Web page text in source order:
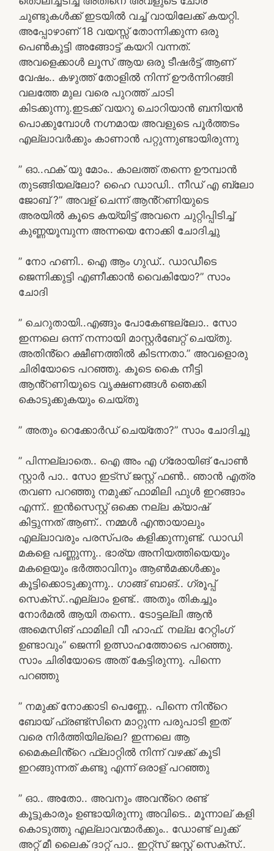
ചുണ്ടുകൾക്ക് ഇടയിൽ വച്ച് വായിലേക്ക് കയറ്റി.
അപ്പോഴാണ് 18 വയസ്സ് തോന്നിക്കുന്ന ഒരു
പെൺകുട്ടി അങ്ങോട്ട് കയറി വന്നത്.
അവളെക്കാൾ ലൂസ് ആയ ഒരു ടീഷർട്ട് ആണ്
വേഷം.. കഴുത്ത് തോളിൽ നിന്ന് ഊർന്നിറങ്ങി
വലത്തേ മുല വരെ പുറത്ത് ചാടി
കിടക്കുന്നു.ഇടക്ക് വയറു ചൊറിയാൻ ബനിയൻ
പൊക്കുമ്പോൾ നഗ്നമായ അവളുടെ പൂർത്തടം
എല്ലാവർക്കും കാണാൻ പറ്റുന്നുണ്ടായിരുന്നു
” ഓ..ഫക് യു മോം.. കാലത്ത് തന്നെ ഊമ്പാൻ
തുടങ്ങിയല്ലോ? ഹൈ ഡാഡി.. നീഡ് എ ബ്ലോ
ജോബ് ?” അവള് ചെന്ന് ആൻ്റണിയുടെ
അരയിൽ കൂടെ കയ്യിട്ട് അവനെ ചുറ്റിപ്പിടിച്ച്
കുണ്ണയൂമ്പുന്ന അന്നയെ നോക്കി ചോദിച്ചു
” നോ ഹണി.. ഐ ആം ഗുഡ്.. ഡാഡീടെ
ജെന്നിക്കുട്ടി എണീക്കാൻ വൈകിയോ?” സാം
ചോദി
” ചെറുതായി..എങ്ങും പോകേണ്ടല്ലോ.. സോ
ഇന്നലെ ഒന്ന് നന്നായി മാസ്റ്റർബേറ്റ് ചെയ്തു.
അതിൻ്റെ ക്ഷീണത്തിൽ കിടന്നതാ.” അവളൊരു
ചിരിയോടെ പറഞ്ഞു. കൂടെ കൈ നീട്ടി
ആൻ്റണിയുടെ വൃക്ഷണങ്ങൾ ഞെക്കി
കൊടുക്കുകയും ചെയ്തു
” അതും റെക്കോർഡ് ചെയ്തോ?” സാം ചോദിച്ചു
” പിന്നല്ലാതെ.. ഐ അം എ ഗ്രോയിങ് പോൺ
സ്റ്റാർ പാ.. സോ ഇട്സ് ജസ്റ്റ് ഫൺ.. ഞാൻ എത്ര
തവണ പറഞ്ഞു നമുക്ക് ഫാമിലി ഫുൾ ഇറങ്ങാം
എന്ന്.. ഇൻസെസ്റ്റ് ഒക്കെ നല്ല ക്യാഷ്
കിട്ടുന്നത് ആണ്.. നമ്മൾ എന്തായാലും
എല്ലാവരും പരസ്പരം കളിക്കുന്നുണ്ട്. ഡാഡി
മകളെ പണ്ണുന്നു.. ഭാര്യ അനിയത്തിയെയും
മകളെയും ഭർത്താവിനും ആൺമക്കൾക്കും
കൂട്ടിക്കൊടുക്കുന്നു.. ഗാങ്ങ് ബാങ്.. ഗ്രൂപ്പ്
സെക്സ്..എല്ലാം ഉണ്ട്.. അതും തികച്ചും
നോർമൽ ആയി തന്നെ.. ടോട്ടല്ലി ആൻ
അമെസിങ് ഫാമിലി വീ ഹാഫ്. നല്ല റേറ്റിംഗ്
ഉണ്ടാവും” ജെന്നി ഉത്സാഹത്തോടെ പറഞ്ഞു.
സാം ചിരിയോടെ അത് കേട്ടിരുന്നു. പിന്നെ
പറഞ്ഞു
” നമുക്ക് നോക്കാടി പെണ്ണേ.. പിന്നെ നിൻ്റെ
ബോയ് ഫ്രണ്ട്സിനെ മാറ്റുന്ന പരുപാടി ഇത്
വരെ നിർത്തിയില്ലെ? ഇന്നലെ ആ
മൈകലിൻ്റെ ഫ്ലാറ്റിൽ നിന്ന് വഴക്ക് കൂടി
ഇറങ്ങുന്നത് കണ്ടു എന്ന് ഒരാള് പറഞ്ഞു
” ഓ.. അതോ.. അവനും അവൻ്റെ രണ്ട്
കൂട്ടുകാരും ഉണ്ടായിരുന്നു അവിടെ.. മൂന്നാല് കളി
കൊടുത്തു എല്ലാവന്മാർക്കും.. ഡോണ്ട് ലുക്ക്
അറ്റ് മീ ലൈക് ദാറ്റ് പാ.. ഇറ്റ്സ് ജസ്റ്റ് സെക്സ്..